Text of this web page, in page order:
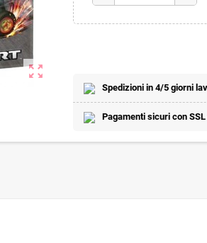
zoom_out_map
Spedizioni in 4/5 giorni
Pagamenti sicuri con SSL